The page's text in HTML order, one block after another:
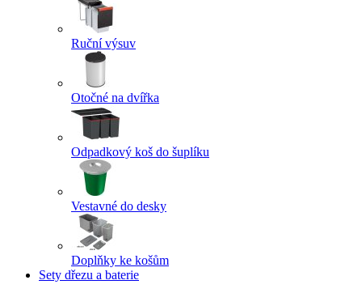
Ruční výsuv
Otočné na dvířka
Odpadkový koš do šuplíku
Vestavné do desky
Doplňky ke košům
Sety dřezu a baterie